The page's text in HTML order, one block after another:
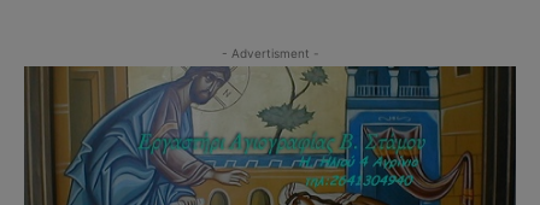
- Advertisment -